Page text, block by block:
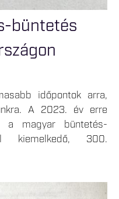
büntetés
időpontok arra,
A 2023. év erre
a magyar büntetés-
kiemelkedő, 300.